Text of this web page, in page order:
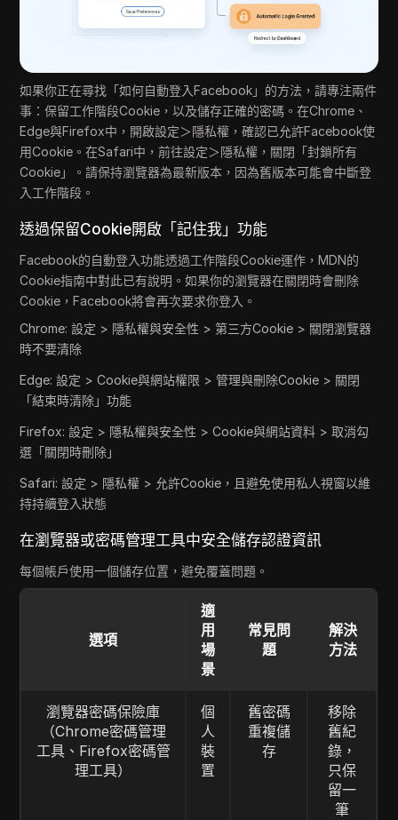
如果你正在尋找「如何自動登入Facebook」的方法，請專注兩件
事：保留工作階段Cookie，以及儲存正確的密碼。在Chrome、
Edge與Firefox中，開啟設定＞隱私權，確認已允許Facebook使
用Cookie。在Safari中，前往設定＞隱私權，關閉「封鎖所有
Cookie」。請保持瀏覽器為最新版本，因為舊版本可能會中斷登
入工作階段。
透過保留Cookie開啟「記住我」功能
Facebook的自動登入功能透過工作階段Cookie運作，MDN的
Cookie指南中對此已有說明。如果你的瀏覽器在關閉時會刪除
Cookie，Facebook將會再次要求你登入。
Chrome: 設定 > 隱私權與安全性 > 第三方Cookie > 關閉瀏覽器
時不要清除
Edge: 設定 > Cookie與網站權限 > 管理與刪除Cookie > 關閉
「結束時清除」功能
Firefox: 設定 > 隱私權與安全性 > Cookie與網站資料 > 取消勾
選「關閉時刪除」
Safari: 設定 > 隱私權 > 允許Cookie，且避免使用私人視窗以維
持持續登入狀態
在瀏覽器或密碼管理工具中安全儲存認證資訊
每個帳戶使用一個儲存位置，避免覆蓋問題。
選項
適
用
場
景
常見問
題
解決
方法
瀏覽器密碼保險庫
（Chrome密碼管理
工具、Firefox密碼管
理工具）
個
人
裝
置
舊密碼
重複儲
存
移除
舊紀
錄，
只保
留一
筆